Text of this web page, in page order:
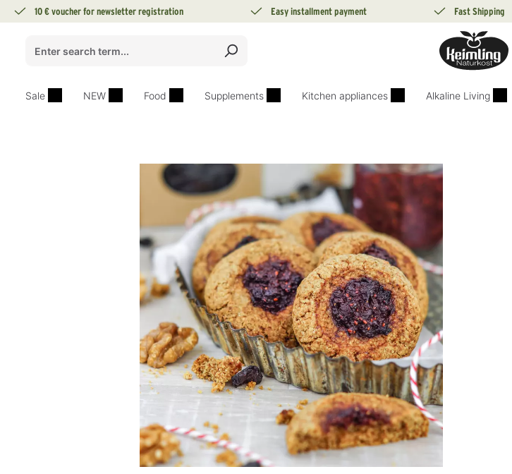
Skip to main navigation
10 € voucher for newsletter registration Easy installment payment Fast Shipping
Sale NEW Food Supplements Kitchen appliances Alkaline Living